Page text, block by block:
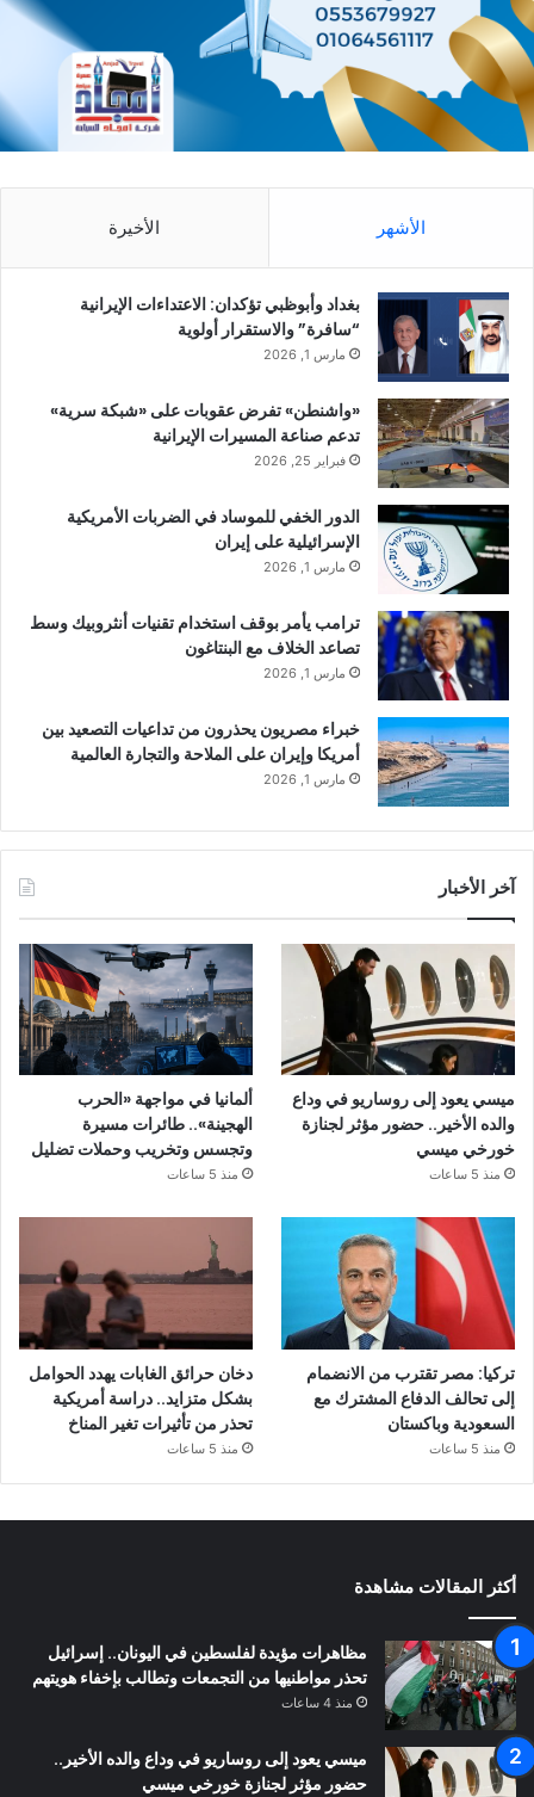
الأشهر الأخيرة
بغداد وأبوظبي تؤكدان: الاعتداءات الإيرانية
“سافرة” والاستقرار أولوية
مارس 1, 2026
«واشنطن» تفرض عقوبات على «شبكة سرية»
تدعم صناعة المسيرات الإيرانية
فبراير 25, 2026
الدور الخفي للموساد في الضربات الأمريكية
الإسرائيلية على إيران
مارس 1, 2026
ترامب يأمر بوقف استخدام تقنيات أنثروبيك وسط
تصاعد الخلاف مع البنتاغون
مارس 1, 2026
خبراء مصريون يحذرون من تداعيات التصعيد بين
أمريكا وإيران على الملاحة والتجارة العالمية
مارس 1, 2026
آخر الأخبار
ميسي يعود إلى روساريو في وداع
والده الأخير.. حضور مؤثر لجنازة
خورخي ميسي
منذ 5 ساعات
ألمانيا في مواجهة «الحرب
الهجينة».. طائرات مسيرة
وتجسس وتخريب وحملات تضليل
منذ 5 ساعات
تركيا: مصر تقترب من الانضمام
إلى تحالف الدفاع المشترك مع
السعودية وباكستان
منذ 5 ساعات
دخان حرائق الغابات يهدد الحوامل
بشكل متزايد.. دراسة أمريكية
تحذر من تأثيرات تغير المناخ
منذ 5 ساعات
أكثر المقالات مشاهدة
مظاهرات مؤيدة لفلسطين في اليونان.. إسرائيل
تحذر مواطنيها من التجمعات وتطالب بإخفاء هويتهم
منذ 4 ساعات
ميسي يعود إلى روساريو في وداع والده الأخير..
حضور مؤثر لجنازة خورخي ميسي